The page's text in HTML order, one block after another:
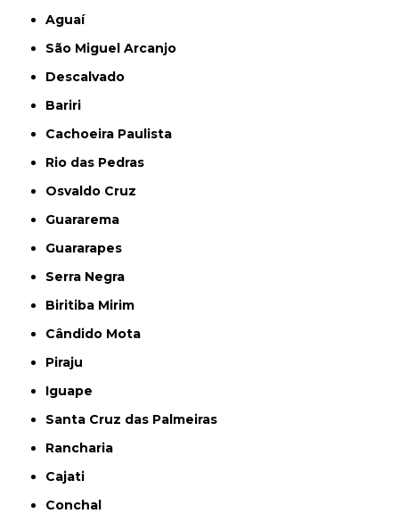
Aguaí
São Miguel Arcanjo
Descalvado
Bariri
Cachoeira Paulista
Rio das Pedras
Osvaldo Cruz
Guararema
Guararapes
Serra Negra
Biritiba Mirim
Cândido Mota
Piraju
Iguape
Santa Cruz das Palmeiras
Rancharia
Cajati
Conchal